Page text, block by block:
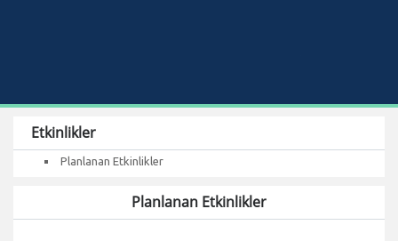
Etkinlikler
Planlanan Etkinlikler
Planlanan Etkinlikler